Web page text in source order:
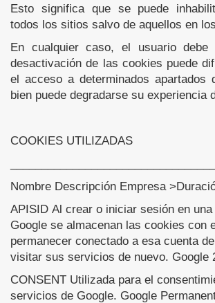
Esto significa que se puede
todos los sitios salvo de aquellos en
En cualquier caso, el usuario debe
desactivación de las cookies puede
el acceso a determinados apartados
bien puede degradarse su experiencia
COOKIES UTILIZADAS
Nombre Descripción Empresa
APISID Al crear o iniciar sesión en una
Google se almacenan las cookies con
permanecer conectado a esa cuenta
visitar sus servicios de nuevo. Google
CONSENT Utilizada para el
servicios de Google. Google